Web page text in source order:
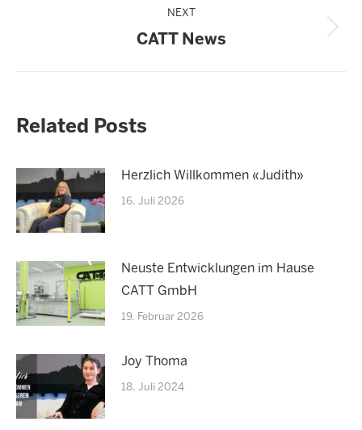
NEXT
Next
CATT News
Related Posts
Herzlich Willkommen «Judith»
16. Juli 2026
Neuste Entwicklungen im Hause
CATT GmbH
19. Februar 2026
Joy Thoma
18. Juli 2024